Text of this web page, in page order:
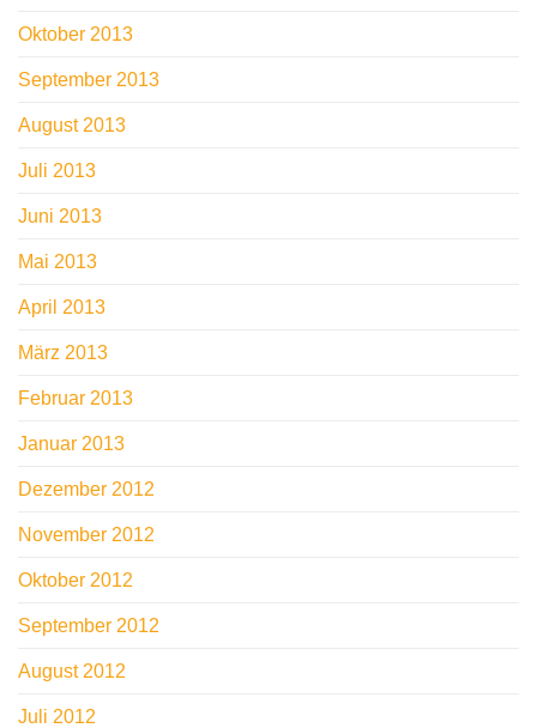
Oktober 2013
September 2013
August 2013
Juli 2013
Juni 2013
Mai 2013
April 2013
März 2013
Februar 2013
Januar 2013
Dezember 2012
November 2012
Oktober 2012
September 2012
August 2012
Juli 2012